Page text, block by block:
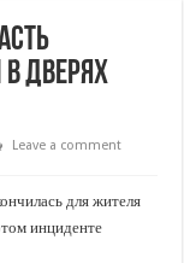
дверях
Leave a comment
для жителя
инциденте